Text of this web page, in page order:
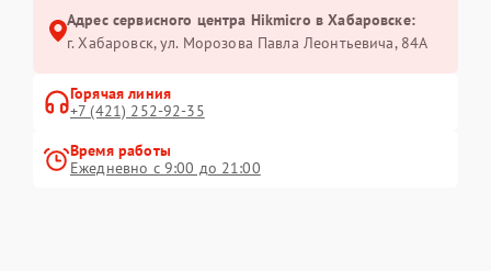
Адрес сервисного центра Hikmicro в Хабаровске:
г. Хабаровск, ул. Морозова Павла Леонтьевича, 84А
Горячая линия
+7 (421) 252-92-35
Время работы
Ежедневно с 9:00 до 21:00